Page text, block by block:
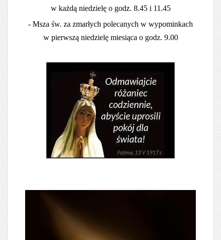
w każdą niedzielę o godz. 8.45 i 11.45
- Msza św. za zmarłych polecanych w wypominkach
w pierwszą niedzielę miesiąca o godz. 9.00